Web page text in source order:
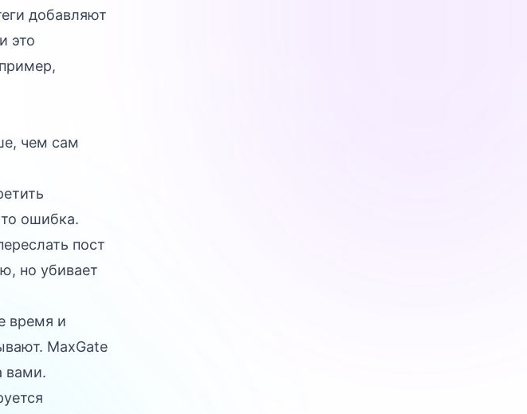
добавляют
это
чем сам
ошибка.
пост
но убивает
время и
MaxGate
вами.